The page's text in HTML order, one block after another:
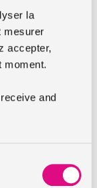
la
mesurer
accepter,
moment.
and